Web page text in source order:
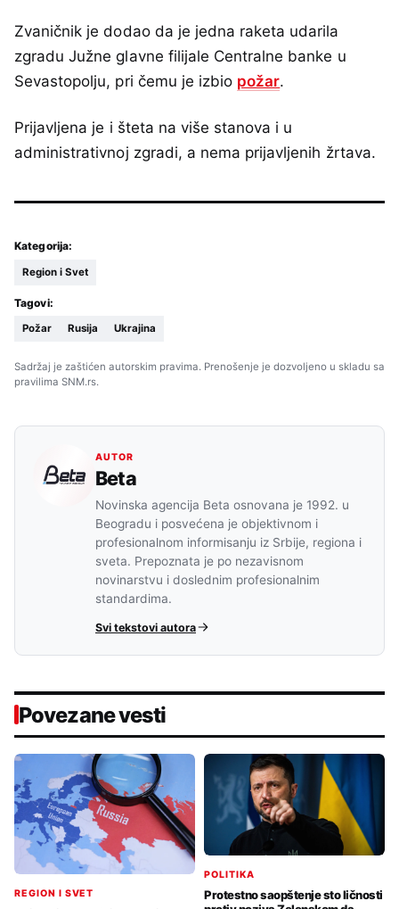
Zvaničnik je dodao da je jedna raketa udarila
zgradu Južne glavne filijale Centralne banke u
Sevastopolju, pri čemu je izbio požar.
Prijavljena je i šteta na više stanova i u
administrativnoj zgradi, a nema prijavljenih žrtava.
Kategorija:
Region i Svet
Tagovi:
Požar Rusija Ukrajina
Sadržaj je zaštićen autorskim pravima. Prenošenje je dozvoljeno u skladu sa
pravilima SNM.rs.
AUTOR
Beta
Novinska agencija Beta osnovana je 1992. u
Beogradu i posvećena je objektivnom i
profesionalnom informisanju iz Srbije, regiona i
sveta. Prepoznata je po nezavisnom
novinarstvu i doslednim profesionalnim
standardima.
Svi tekstovi autora
Povezane vesti
REGION I SVET
POLITIKA
Protestno saopštenje sto ličnosti